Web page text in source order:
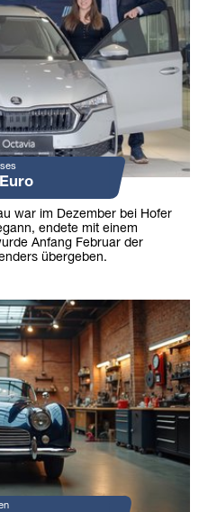
war im Dezember bei Hofer
endete mit einem
Anfang Februar der
übergeben.